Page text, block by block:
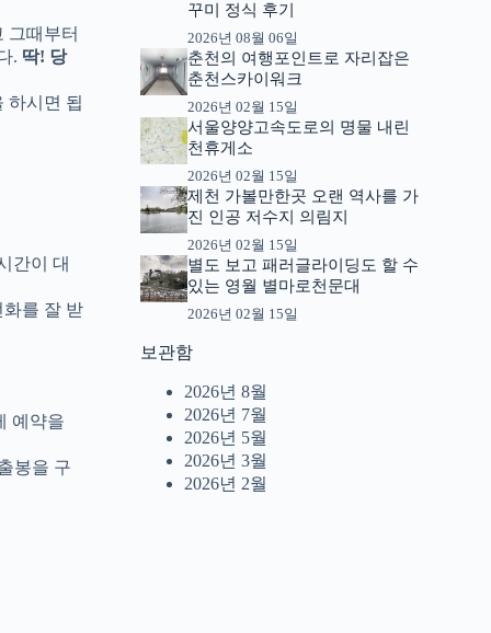
그때부터
. 딱! 당
하시면 됩
간이 대
를 잘 받
예약을
봉을 구
꾸미 정식 후기
2026년 08월 06일
춘천의 여행포인트로 자리잡은
춘천스카이워크
2026년 02월 15일
서울양양고속도로의 명물 내린
천휴게소
2026년 02월 15일
제천 가볼만한곳 오랜 역사를 가
진 인공 저수지 의림지
2026년 02월 15일
별도 보고 패러글라이딩도 할 수
있는 영월 별마로천문대
2026년 02월 15일
보관함
2026년 8월
2026년 7월
2026년 5월
2026년 3월
2026년 2월